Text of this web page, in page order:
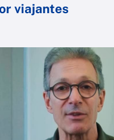
viajantes